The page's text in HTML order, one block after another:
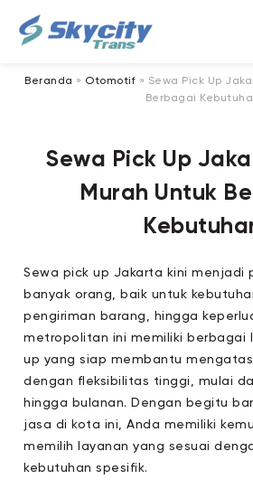
Beranda » Otomotif » Sewa Pick Up
Berbagai
Sewa Pick Up
Murah Untuk
Sewa pick up Jakarta kini menjadi
banyak orang, baik untuk
pengiriman barang, hingga
metropolitan ini memiliki berbagai
up yang siap membantu
dengan fleksibilitas tinggi, mulai
hingga bulanan. Dengan begitu
jasa di kota ini, Anda memiliki
memilih layanan yang sesuai
kebutuhan spesifik.